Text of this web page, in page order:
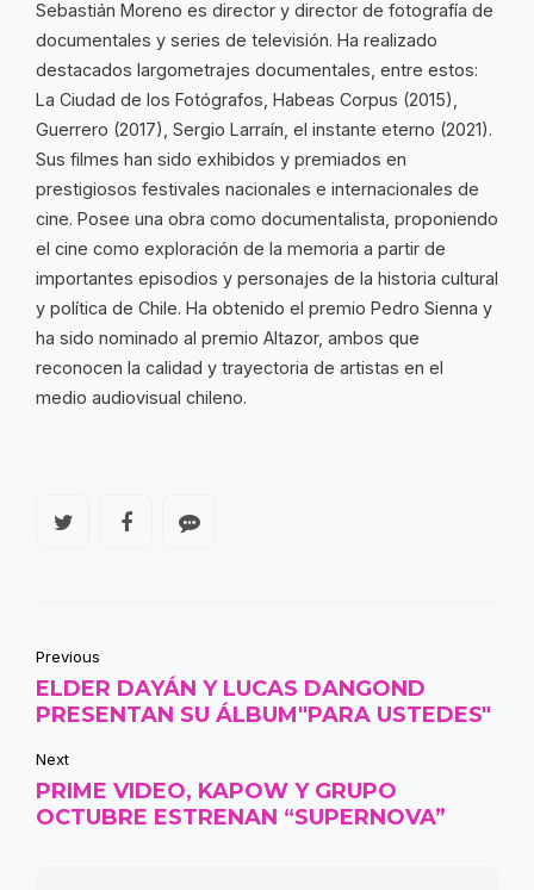
Sebastián Moreno es director y director de fotografía de
documentales y series de televisión. Ha realizado
destacados largometrajes documentales, entre estos:
La Ciudad de los Fotógrafos, Habeas Corpus (2015),
Guerrero (2017), Sergio Larraín, el instante eterno (2021).
Sus filmes han sido exhibidos y premiados en
prestigiosos festivales nacionales e internacionales de
cine. Posee una obra como documentalista, proponiendo
el cine como exploración de la memoria a partir de
importantes episodios y personajes de la historia cultural
y política de Chile. Ha obtenido el premio Pedro Sienna y
ha sido nominado al premio Altazor, ambos que
reconocen la calidad y trayectoria de artistas en el
medio audiovisual chileno.
Previous
ELDER DAYÁN Y LUCAS DANGOND
PRESENTAN SU ÁLBUM"PARA USTEDES"
Next
PRIME VIDEO, KAPOW Y GRUPO
OCTUBRE ESTRENAN “SUPERNOVA”